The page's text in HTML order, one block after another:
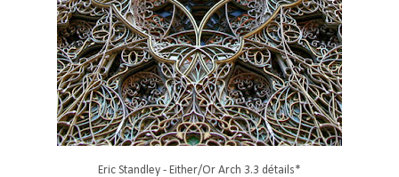
Eric Standley - Either/Or Arch 3.3 détails*